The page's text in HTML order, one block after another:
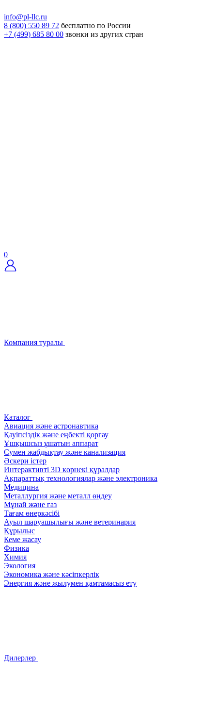
info@pl-llc.ru
8 (800) 550 89 72 бесплатно по России
+7 (499) 685 80 00 звонки из других стран
0
Компания туралы
Каталог
Авиация және астронавтика
Қауіпсіздік және еңбекті қорғау
Ұшқышсыз ұшатын аппарат
Сумен жабдықтау және канализация
Әскери істер
Интерактивті 3D көрнекі құралдар
Ақпараттық технологиялар және электроника
Медицина
Металлургия және металл өңдеу
Мұнай және газ
Тағам өнеркәсібі
Ауыл шаруашылығы және ветеринария
Құрылыс
Кеме жасау
Физика
Химия
Экология
Экономика және кәсіпкерлік
Энергия және жылумен қамтамасыз ету
Дилерлер